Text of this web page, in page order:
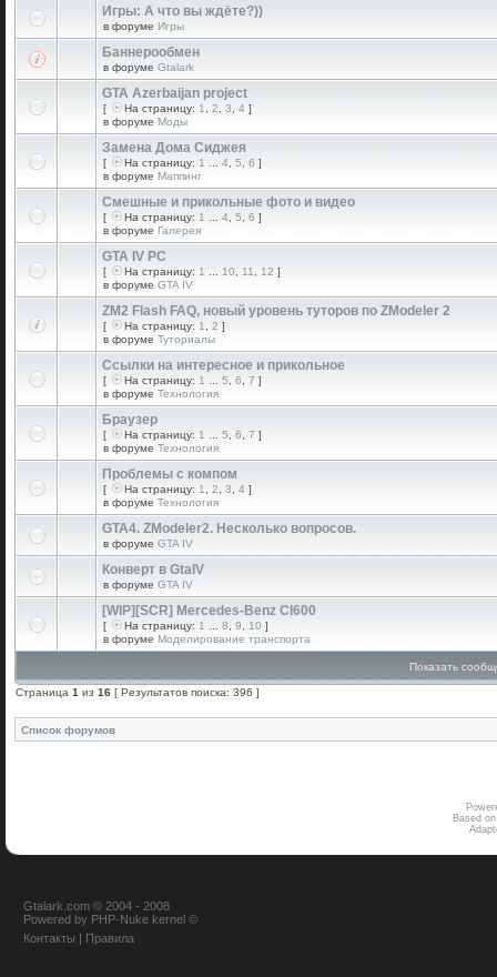
Игры: А что вы ждёте?))
в форуме Игры
Баннерообмен
в форуме Gtalark
GTA Azerbaijan project
[ На страницу: 1 2 3 4 ]
в форуме Моды
Замена Дома Сиджея
[ На страницу: 1 4 5 6 ]
в форуме Маппинг
Смешные и прикольные фото и видео
[ На страницу: 1 4 5 6 ]
в форуме Галерея
GTA IV PC
[ На страницу: 1 10 11 12 ]
в форуме GTA IV
ZM2 Flash FAQ, новый уровень туторов по ZModeler 2
[ На страницу: 1 2 ]
в форуме Туториалы
Ссылки на интересное и прикольное
[ На страницу: 1 5 6 7 ]
в форуме Технология
Браузер
[ На страницу: 1 5 6 7 ]
в форуме Технология
Проблемы с компом
[ На страницу: 1 2 3 4 ]
в форуме Технология
GTA4. ZModeler2. Несколько вопросов.
в форуме GTA IV
Конверт в GtaIV
в форуме GTA IV
[WIP][SCR] Mercedes-Benz Cl600
[ На страницу: 1 8 9 10 ]
в форуме Моделирование транспорта
Показать
Страница 1 из 16 [ Результатов поиска: 396 ]
Список форумов
Based
Gtalark.com © 2004 - 2008
Powered by PHP-Nuke kernel ©
Контакты | Правила